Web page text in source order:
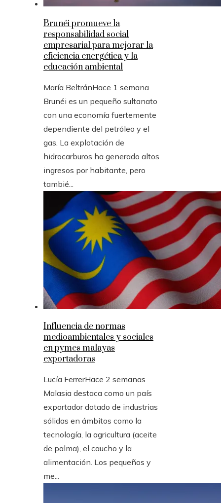
Brunéi promueve la
responsabilidad social
empresarial para mejorar la
eficiencia energética y la
educación ambiental
María BeltránHace 1 semana
Brunéi es un pequeño sultanato
con una economía fuertemente
dependiente del petróleo y el
gas. La explotación de
hidrocarburos ha generado altos
ingresos por habitante, pero
tambié...
Influencia de normas
medioambientales y sociales
en pymes malayas
exportadoras
Lucía FerrerHace 2 semanas
Malasia destaca como un país
exportador dotado de industrias
sólidas en ámbitos como la
tecnología, la agricultura (aceite
de palma), el caucho y la
alimentación. Los pequeños y
me...